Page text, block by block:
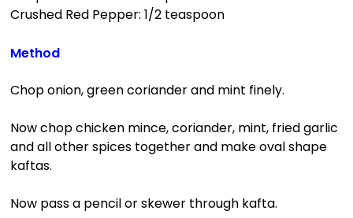
Crushed Red Pepper: 1/2 teaspoon
Method
Chop onion, green coriander and mint finely.
Now chop chicken mince, coriander, mint, fried garlic
and all other spices together and make oval shape
kaftas.
Now pass a pencil or skewer through kafta.